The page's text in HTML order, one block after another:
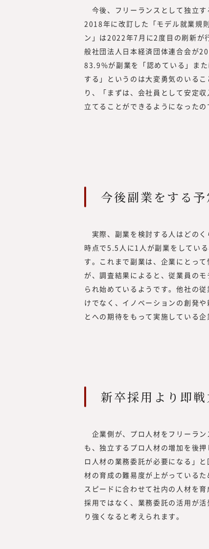
今後、フリーランスとして独立
2018年に改訂した「モデル就業規
ン」は2022年7月に2度目の刷新が
般社団法人日本経済団体連合会が
83.9%が副業を「認めている」ま
する」というのは大変勇気のいる
り、「まずは、会社員として安定
立てることができるようになったの
今後副業をする
実際、副業を検討する人はどの
時点で5.5人に1人が副業をしてい
す。これまで副業は、企業にとっ
が、調査結果によると、従業員の
られ始めているようです。他社の
けでなく、イノベーションの創発
とへの期待をもって実施している
新卒採用より即
企業側が、プロ人材をフリーラン
も、独立するプロ人材の増加を後
ロ人材の業務委託が必要になる」
材の育成の難易度が上がっている
スピードに合わせて社内の人材を
採用ではなく、業務委託の活用が
り強くなると考えられます。